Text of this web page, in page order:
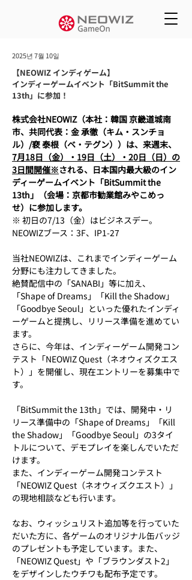
2025년 7월 10일
【NEOWIZ インディゲーム】
インディーゲームイベント「BitSummit the
13th」に参加！
株式会社NEOWIZ（本社：韓国 京畿道城南
市、共同代表：金 承徹（キム・スンチョ
ル）/裵 泰根（ベ・テグン））は、来週末、
7月18日（金）・19日（土）・20日（日）の
3日間開催※される、日本国内最大級のイン
ディーゲームイベント「BitSummit the
13th」（会場：京都市勧業館みやこめっ
せ）に参加します。
※ 初日の7/13（金）はビジネスデー。
NEOWIZブース：3F、IP1-27
当社NEOWIZは、これまでインディーゲーム
分野にも注力してきました。
絶賛配信中の「SANABI」等に加え、
「Shape of Dreams」「Kill the Shadow」
「Goodbye Seoul」といった優れたインディ
ーゲームと提携し、リリース準備を進めてい
ます。
さらに、今年は、インディーゲーム開発コン
テスト「NEOWIZ Quest（ネオウィズクエス
ト）」を開催し、現在エントリーを募集中で
す。
「BitSummit the 13th」では、開発中・リ
リース準備中の「Shape of Dreams」「Kill
the Shadow」「Goodbye Seoul」の3タイ
トルについて、デモプレイを楽しんでいただ
けます。
また、インディーゲーム開発コンテスト
「NEOWIZ Quest（ネオウィズクエスト）」
の現地相談なども行います。
なお、ウィッシュリスト追加等を行っていた
だいた方に、各ゲームのオリジナル缶バッジ
のプレゼントも予定しています。また、
「NEOWIZ Quest」や「ブラウンダスト2」
をデザインしたウチワも配布予定です。